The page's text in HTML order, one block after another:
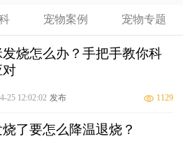
宠物案例 宠物专题
烧怎么办？手把手教你科
对
25 12:02:02 发布 1129
了要怎么降温退烧？